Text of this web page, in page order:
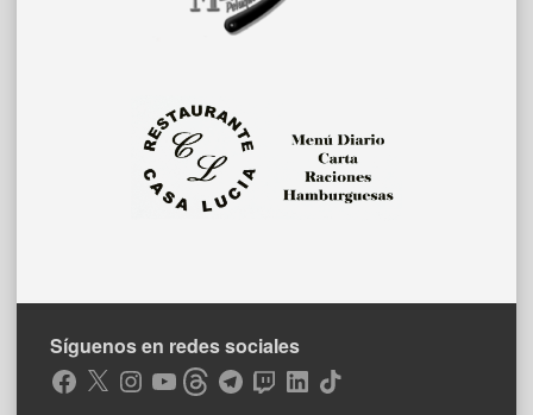
Síguenos en redes sociales
Facebook
X Instagram
YouTubeThreadsTelegramTwitchLinkedIn
TikTok